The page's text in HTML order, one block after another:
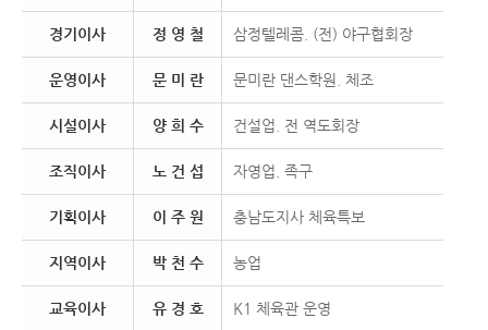
경기이사 정 영 철 삼정텔레콤. (전) 야구협회장
운영이사 문 미 란 문미란 댄스학원. 체조
시설이사 양 희 수 건설업. 전 역도회장
조직이사 노 건 섭 자영업. 족구
기획이사 이 주 원 충남도지사 체육특보
지역이사 박 천 수 농업
교육이사 유 경 호 K1 체육관 운영